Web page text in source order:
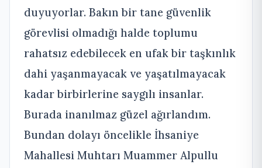
duyuyorlar. Bakın bir tane güvenlik
görevlisi olmadığı halde toplumu
rahatsız edebilecek en ufak bir taşkınlık
dahi yaşanmayacak ve yaşatılmayacak
kadar birbirlerine saygılı insanlar.
Burada inanılmaz güzel ağırlandım.
Bundan dolayı öncelikle İhsaniye
Mahallesi Muhtarı Muammer Alpullu